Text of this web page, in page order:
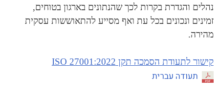
נהלים והגדרת בקרות לכך שהנתונים בארגון בטוחים,
זמינים ונכונים בכל עת ואף מסייע להתאוששות עסקית
מהירה.
קישור לתעודת הסמכה תקן 27001:2022 ISO
תעודה עברית